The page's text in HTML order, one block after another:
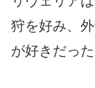
狩を好み、
が好きだった